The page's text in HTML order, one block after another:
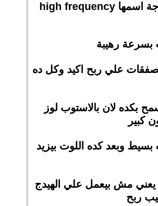
تقريبا اللي انا فهمته من الفديو الاول والثاني أن الاكسبرت بيشتغل علي الاسكالبينج وحاجة اسمها high frequency
علي ربح اكيد وكل ده
او ٣ بالكتير واذا في اكتر بيسمح بكده لان بالاستوب لوز
كبير
وبعد كده اللوت بيزيد
يعني مش بيعمل علي الهيدج
ربح